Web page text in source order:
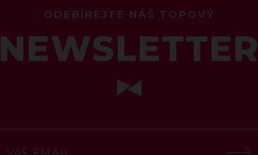
ODEBÍREJTE NÁŠ TOPOVÝ
NEWSLETTER